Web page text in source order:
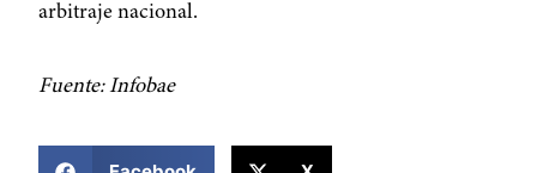
arbitraje nacional.
Fuente: Infobae